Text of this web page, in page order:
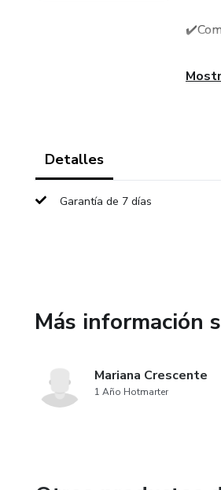
✔️
🎥
Detalles
Garantía de 7 días
Más información
Mariana Crescente
1 Año Hotmarter